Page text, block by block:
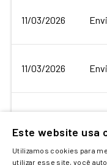
11/03/2026
11/03/2026
Este website usa
Utilizamos cookies para
utilizar esse site, você